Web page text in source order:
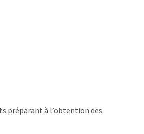
préparant à l’obtention des